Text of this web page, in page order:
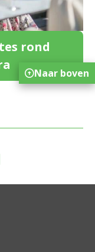
rond
Naar boven